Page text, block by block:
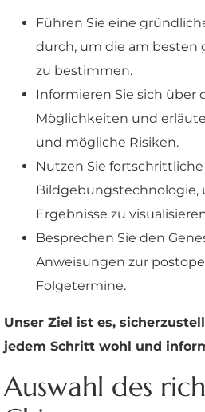
Führen Sie eine
durch, um die am besten
zu bestimmen.
Informieren Sie sich über
Möglichkeiten und
und mögliche Risiken.
Nutzen Sie fortschrittliche
Bildgebungstechnologie,
Ergebnisse zu
Besprechen Sie den
Anweisungen zur
Folgetermine.
Unser Ziel ist es,
jedem Schritt wohl und
Auswahl des